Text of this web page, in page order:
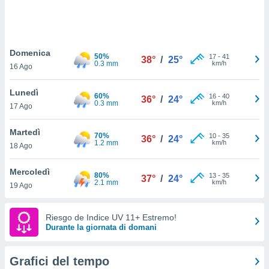
In
ti
per
nel
utilizzati
o
Domenica
16 Ago
50%
0.3 mm
38° / 25° 17- 41
km/h
Lunedì
17 Ago
60%
0.3 mm
36° / 24° 16- 40
km/h
Martedì
18 Ago
70%
1.2 mm
36° / 24° 10- 35
km/h
Mercoledì
19 Ago
80%
2.1 mm
37° / 24° 13- 35
km/h
Riesgo de Indice UV 11+ Estremo!
Durante la giornata di domani
Grafici del tempo